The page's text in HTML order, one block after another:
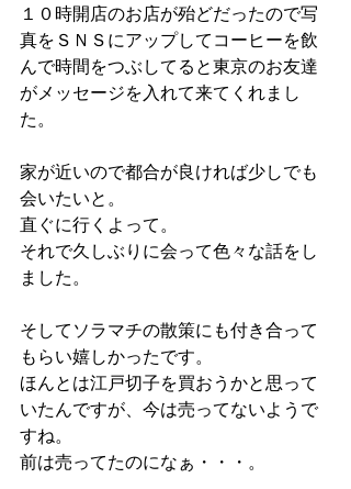
１０時開店のお店が殆どだったので写
真をＳＮＳにアップしてコーヒーを飲
んで時間をつぶしてると東京のお友達
がメッセージを入れて来てくれまし
た。
家が近いので都合が良ければ少しでも
会いたいと。
直ぐに行くよって。
それで久しぶりに会って色々な話をし
ました。
そしてソラマチの散策にも付き合って
もらい嬉しかったです。
ほんとは江戸切子を買おうかと思って
いたんですが、今は売ってないようで
すね。
前は売ってたのになぁ・・・。